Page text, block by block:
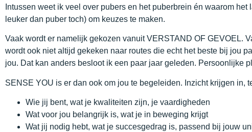
Intussen weet ik veel over pubers en het puberbrein én waarom
leuker dan puber toch) om keuzes te maken.
Vaak wordt er namelijk gekozen vanuit VERSTAND OF GEVOEL.
wordt ook niet altijd gekeken naar routes die echt het beste bij jou
jou. Dat kan anders besloot ik een paar jaar geleden. Persoonlijke
SENSE YOU is er dan ook om jou te begeleiden. Inzicht krijgen in,
Wie jij bent, wat je kwaliteiten zijn, je vaardigheden
Wat voor jou belangrijk is, wat je in beweging krijgt
Wat jij nodig hebt, wat je succesgedrag is, passend bij jouw